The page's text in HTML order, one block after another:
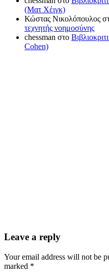
(Ματ Χέιγκ)
Κώστας Νικολόπουλος
τεχνητής νοημοσύνης
chessman στο
Cohen)
Leave a reply
Your email address will not be
marked *